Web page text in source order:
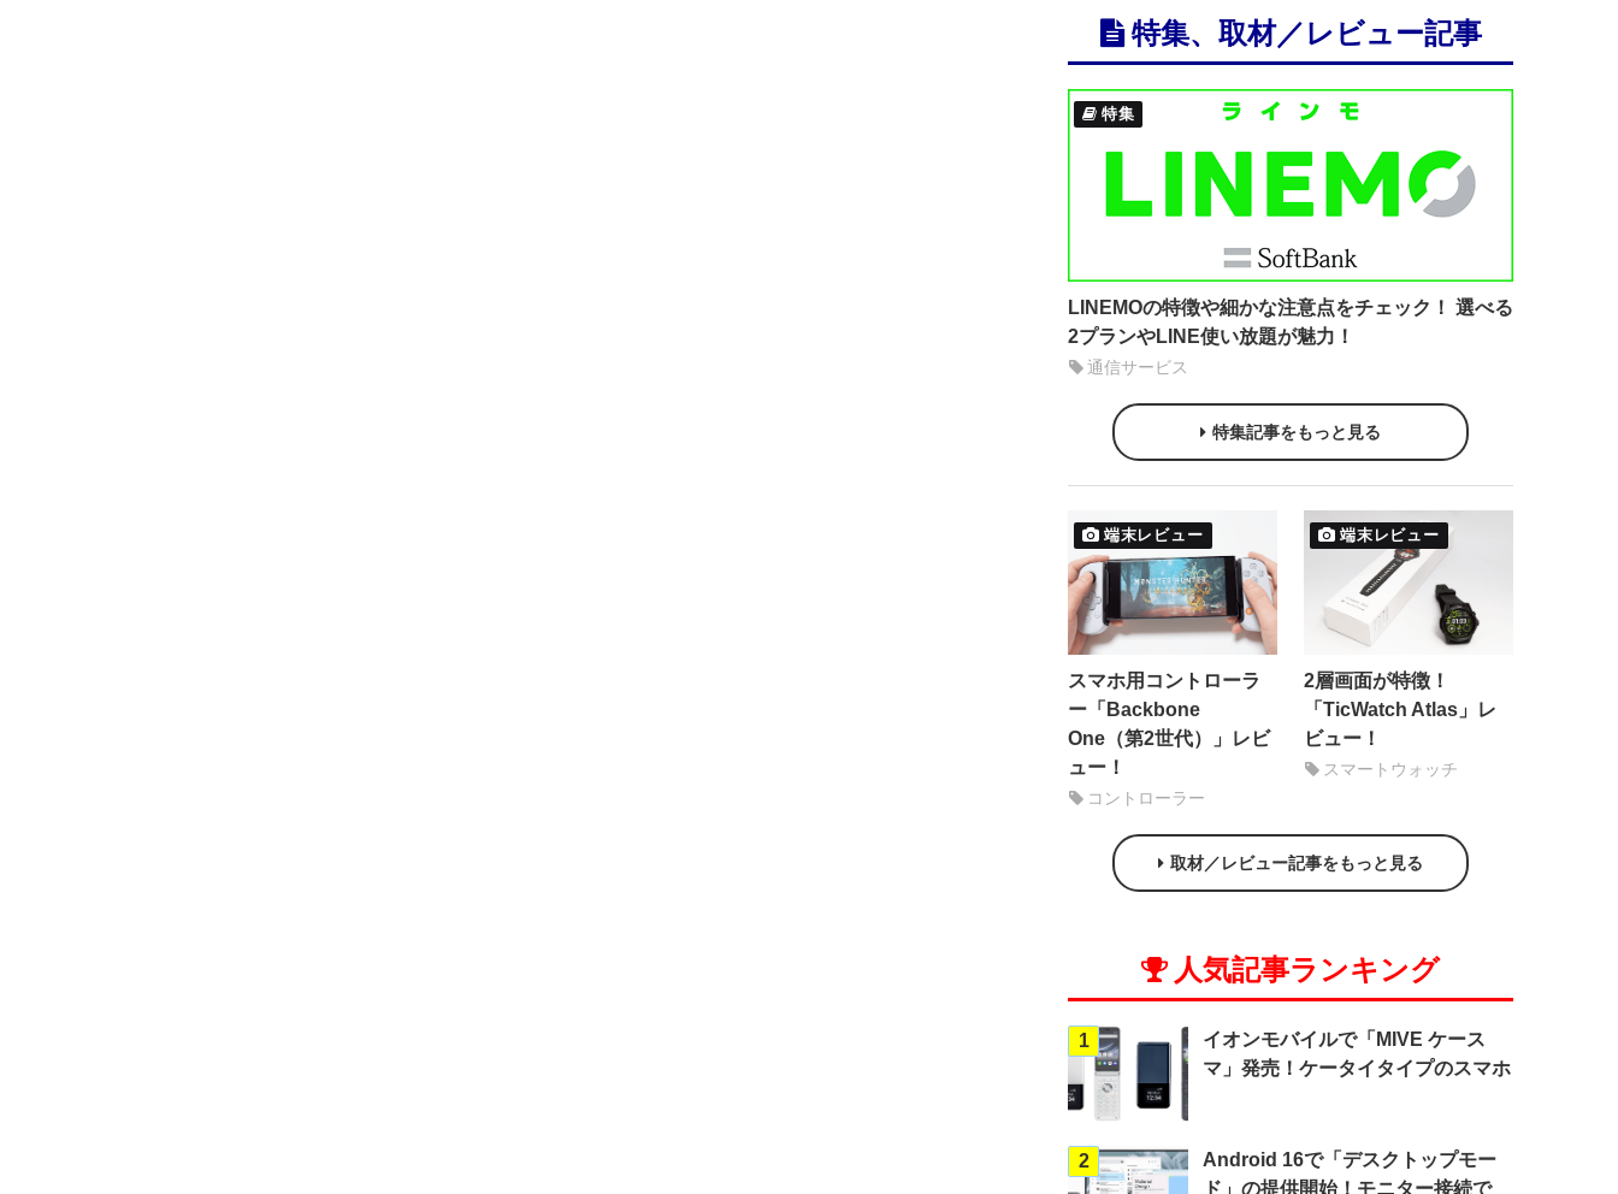
特集、取材／レビュー記事
特集
LINEMOの特徴や細かな注意点をチェック！ 選べる
2プランやLINE使い放題が魅力！
通信サービス
特集記事をもっと見る
端末レビュー
スマホ用コントローラ
ー「Backbone
One（第2世代）」レビ
ュー！
コントローラー
端末レビュー
2層画面が特徴！
「TicWatch Atlas」レ
ビュー！
スマートウォッチ
取材／レビュー記事をもっと見る
人気記事ランキング
1
イオンモバイルで「MIVE ケース
マ」発売！ケータイタイプのスマホ
2
Android 16で「デスクトップモー
ド」の提供開始！モニター接続で